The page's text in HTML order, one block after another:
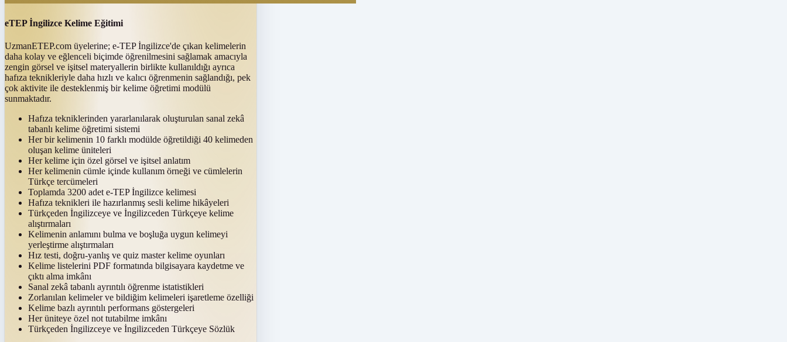
eTEP İngilizce Kelime Eğitimi
UzmanETEP.com üyelerine; e-TEP İngilizce'de çıkan kelimelerin
daha kolay ve eğlenceli biçimde öğrenilmesini sağlamak amacıyla
zengin görsel ve işitsel materyallerin birlikte kullanıldığı ayrıca
hafıza teknikleriyle daha hızlı ve kalıcı öğrenmenin sağlandığı, pek
çok aktivite ile desteklenmiş bir kelime öğretimi modülü
sunmaktadır.
Hafıza tekniklerinden yararlanılarak oluşturulan sanal zekâ
tabanlı kelime öğretimi sistemi
Her bir kelimenin 10 farklı modülde öğretildiği 40 kelimeden
oluşan kelime üniteleri
Her kelime için özel görsel ve işitsel anlatım
Her kelimenin cümle içinde kullanım örneği ve cümlelerin
Türkçe tercümeleri
Toplamda 3200 adet e-TEP İngilizce kelimesi
Hafıza teknikleri ile hazırlanmış sesli kelime hikâyeleri
Türkçeden İngilizceye ve İngilizceden Türkçeye kelime
alıştırmaları
Kelimenin anlamını bulma ve boşluğa uygun kelimeyi
yerleştirme alıştırmaları
Hız testi, doğru-yanlış ve quiz master kelime oyunları
Kelime listelerini PDF formatında bilgisayara kaydetme ve
çıktı alma imkânı
Sanal zekâ tabanlı ayrıntılı öğrenme istatistikleri
Zorlanılan kelimeler ve bildiğim kelimeleri işaretleme özelliği
Kelime bazlı ayrıntılı performans göstergeleri
Her üniteye özel not tutabilme imkânı
Türkçeden İngilizceye ve İngilizceden Türkçeye Sözlük